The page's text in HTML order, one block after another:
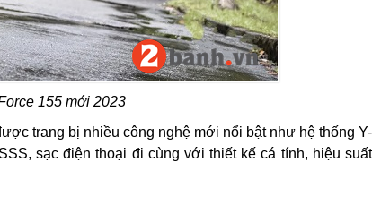
155 mới 2023
trang bị nhiều công nghệ mới nổi bật như hệ thống Y-
sạc điện thoại đi cùng với thiết kế cá tính, hiệu suất